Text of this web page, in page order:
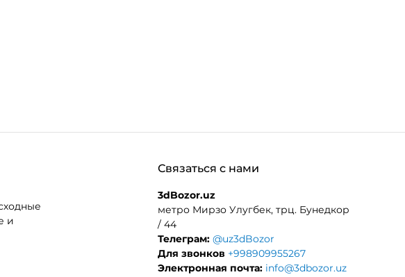
и
Связаться с нами
3dBozor.uz
метро Мирзо Улугбек, трц. Бунедкор
/ 44
Телеграм: @uz3dBozor
Для звонков +998909955267
Электронная почта: info@3dbozor.uz